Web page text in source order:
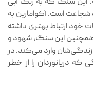
شجاعت است. آکوامارین به
خود ارتباط بهتری داشته
همچنین این سنگ، شهود و
زندگی‌شان وارد می‌کند. در
که دریانوردان را از خطر